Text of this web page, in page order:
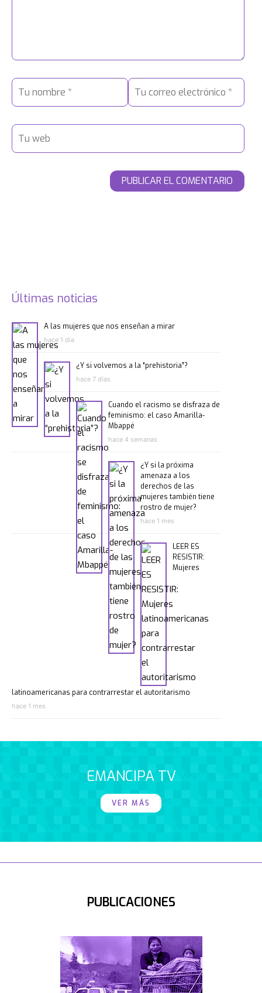
Últimas noticias
A las mujeres que nos enseñan a mirar
hace 1 día
¿Y si volvemos a la “prehistoria”?
hace 7 días
Cuando el racismo se disfraza de
feminismo: el caso Amarilla-
Mbappé
hace 4 semanas
¿Y si la próxima
amenaza a los
derechos de las
mujeres también tiene
rostro de mujer?
hace 1 mes
LEER ES
RESISTIR:
Mujeres
latinoamericanas para contrarrestar el autoritarismo
hace 1 mes
EMANCIPA TV
VER MÁS
PUBLICACIONES